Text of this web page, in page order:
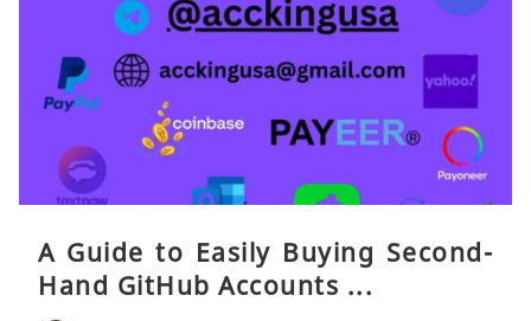
A Guide to Easily Buying Second-
Hand GitHub Accounts ...